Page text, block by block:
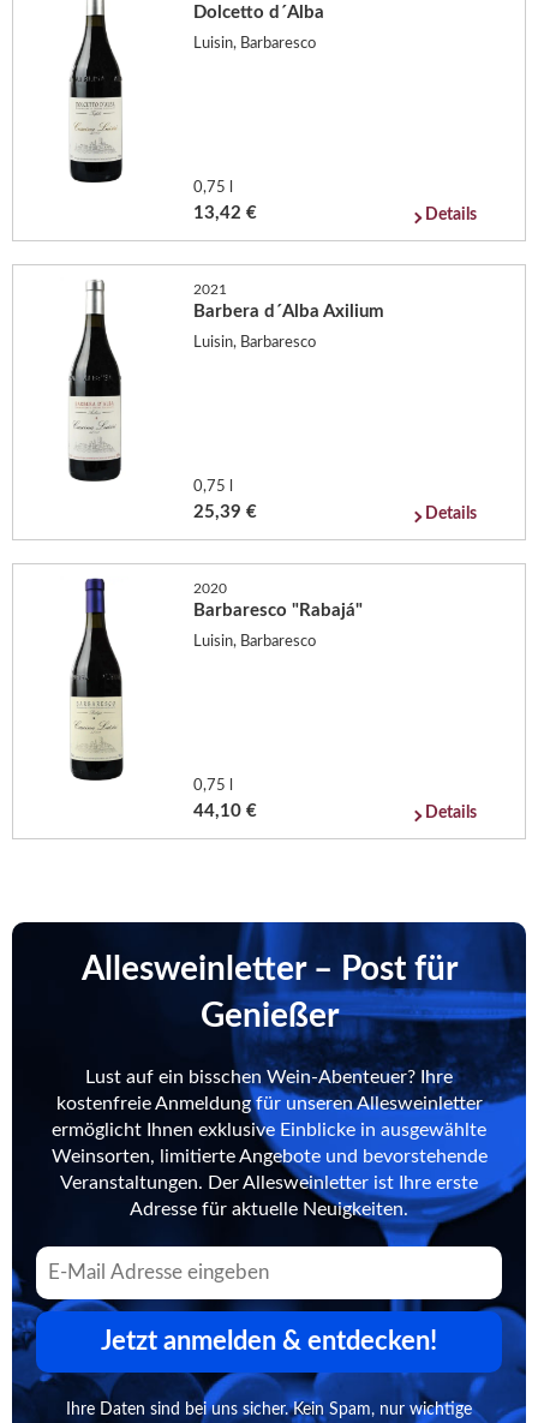
Dolcetto d´Alba
Luisin, Barbaresco
0,75 l
13,42 € Details
2021
Barbera d´Alba Axilium
Luisin, Barbaresco
0,75 l
25,39 € Details
2020
Barbaresco "Rabajá"
Luisin, Barbaresco
0,75 l
44,10 € Details
Allesweinletter – Post für
Genießer
Lust auf ein bisschen Wein-Abenteuer? Ihre
kostenfreie Anmeldung für unseren Allesweinletter
ermöglicht Ihnen exklusive Einblicke in ausgewählte
Weinsorten, limitierte Angebote und bevorstehende
Veranstaltungen. Der Allesweinletter ist Ihre erste
Adresse für aktuelle Neuigkeiten.
Jetzt anmelden & entdecken!
Ihre Daten sind bei uns sicher. Kein Spam, nur wichtige